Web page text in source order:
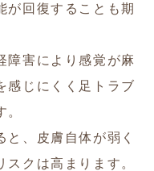
が回復することも期
障害により感覚が麻
感じにくく足トラブ
と、皮膚自体が弱く
クは高まります。